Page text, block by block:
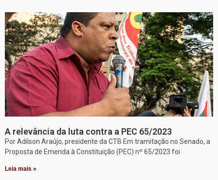
A relevância da luta contra a PEC 65/2023
Por Adilson Araújo, presidente da CTB Em tramitação no Senado, a
Proposta de Emenda à Constituição (PEC) nº 65/2023 foi
Leia mais »